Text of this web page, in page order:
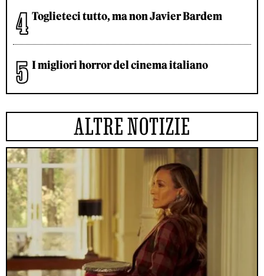
Toglieteci tutto, ma non Javier Bardem
I migliori horror del cinema italiano
ALTRE NOTIZIE